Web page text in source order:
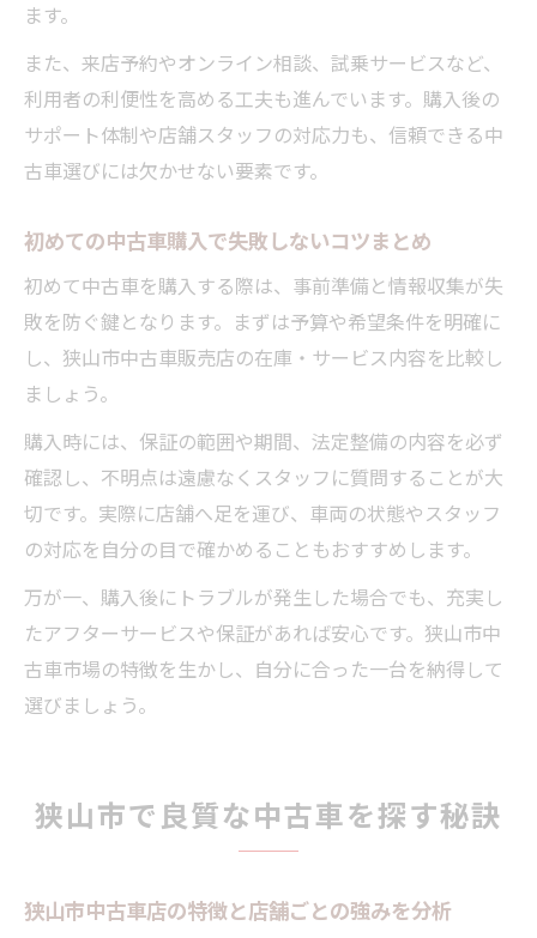
ます。
また、来店予約やオンライン相談、試乗サービスなど、
利用者の利便性を高める工夫も進んでいます。購入後の
サポート体制や店舗スタッフの対応力も、信頼できる中
古車選びには欠かせない要素です。
初めての中古車購入で失敗しないコツまとめ
初めて中古車を購入する際は、事前準備と情報収集が失
敗を防ぐ鍵となります。まずは予算や希望条件を明確に
し、狭山市中古車販売店の在庫・サービス内容を比較し
ましょう。
購入時には、保証の範囲や期間、法定整備の内容を必ず
確認し、不明点は遠慮なくスタッフに質問することが大
切です。実際に店舗へ足を運び、車両の状態やスタッフ
の対応を自分の目で確かめることもおすすめします。
万が一、購入後にトラブルが発生した場合でも、充実し
たアフターサービスや保証があれば安心です。狭山市中
古車市場の特徴を生かし、自分に合った一台を納得して
選びましょう。
狭山市で良質な中古車を探す秘訣
狭山市中古車店の特徴と店舗ごとの強みを分析